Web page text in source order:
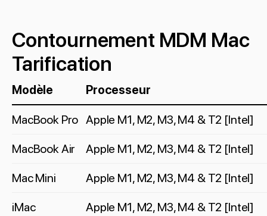
Contournement MDM Mac
Tarification
Modèle Processeur
MacBook Pro Apple M1, M2, M3, M4 & T2 [Intel]
MacBook Air Apple M1, M2, M3, M4 & T2 [Intel]
Mac Mini Apple M1, M2, M3, M4 & T2 [Intel]
iMac Apple M1, M2, M3, M4 & T2 [Intel]